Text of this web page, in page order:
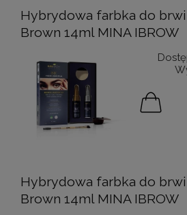
Hybrydowa farbka do
Brown 14ml MINA IBROW
Hybrydowa farbka do
Brown 14ml MINA IBROW